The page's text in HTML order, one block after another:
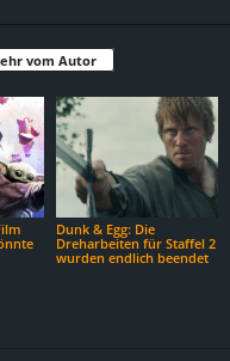
vom Autor
Dunk & Egg: Die
Dreharbeiten für Staffel 2
wurden endlich beendet